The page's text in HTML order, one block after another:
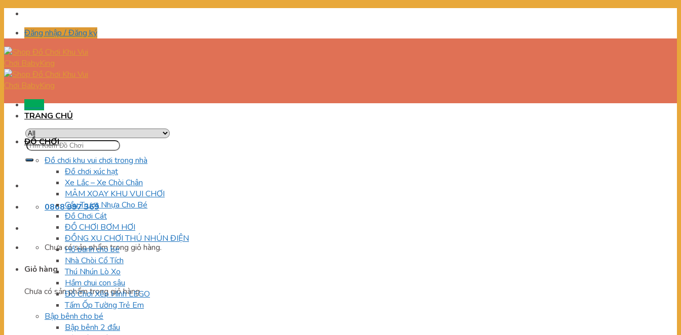
Skip
contentĐăng nhập / Đăng ký
Tìm
kiếm:
0868 997 369
Chưa có sản phẩm trong giỏ hàng.
Giỏ hàng
Chưa có sản phẩm trong giỏ hàng.
TRANG CHỦ
ĐỒ CHƠI
Đồ chơi khu vui chơi trong nhà
Đồ chơi xúc hạt
Xe Lắc – Xe Chòi Chân
MÂM XOAY KHU VUI CHƠI
Cầu Trượt Nhựa Cho Bé
Đồ Chơi Cát
ĐỒ CHƠI BƠM HƠI
ĐỒNG XU CHƠI THÚ NHÚN ĐIỆN
Hồ banh cho bé
Nhà Chòi Cổ Tích
Thú Nhún Lò Xo
Hầm chui con sâu
Đồ Chơi Xếp Hình LEGO
Tấm Ốp Tường Trẻ Em
Bập bênh cho bé
Bập bênh 2 đầu